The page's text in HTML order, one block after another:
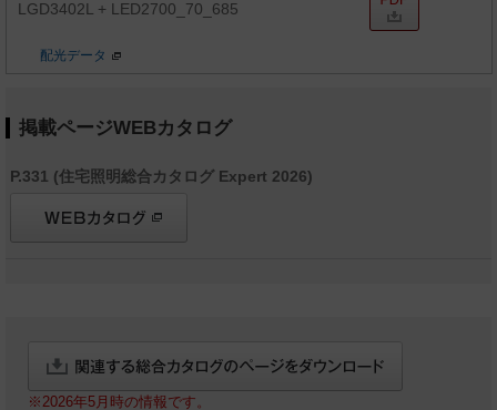
LGD3402L + LED2700_70_685
配光データ
掲載ページWEBカタログ
P.331 (住宅照明総合カタログ Expert 2026)
※2026年5月時の情報です。